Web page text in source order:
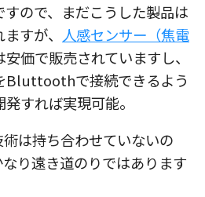
すので、まだこうした製品は
すが、
人感センサー（焦電
安価で販売されていますし、
Bluttoothで接続できるよう
すれば実現可能。
は持ち合わせていないの
り遠き道のりではあります